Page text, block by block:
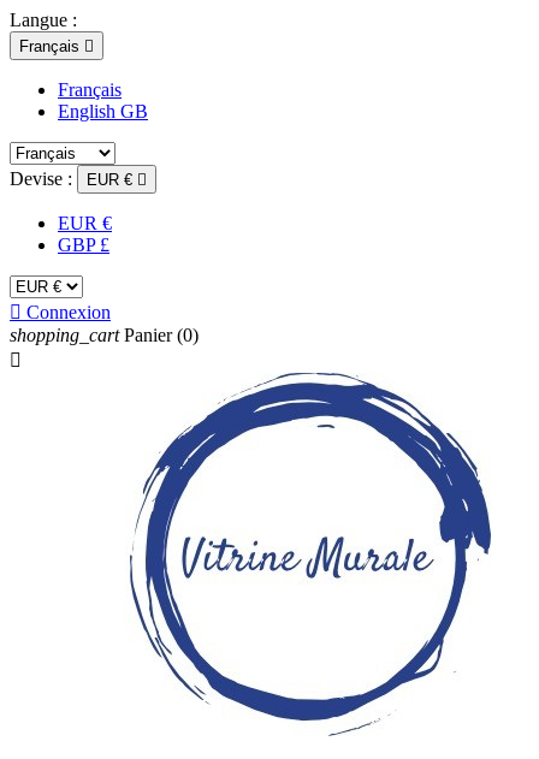
Langue :
Français 
Français
English GB
Devise : EUR € 
EUR €
GBP £
 Connexion
shopping_cart Panier (0)
